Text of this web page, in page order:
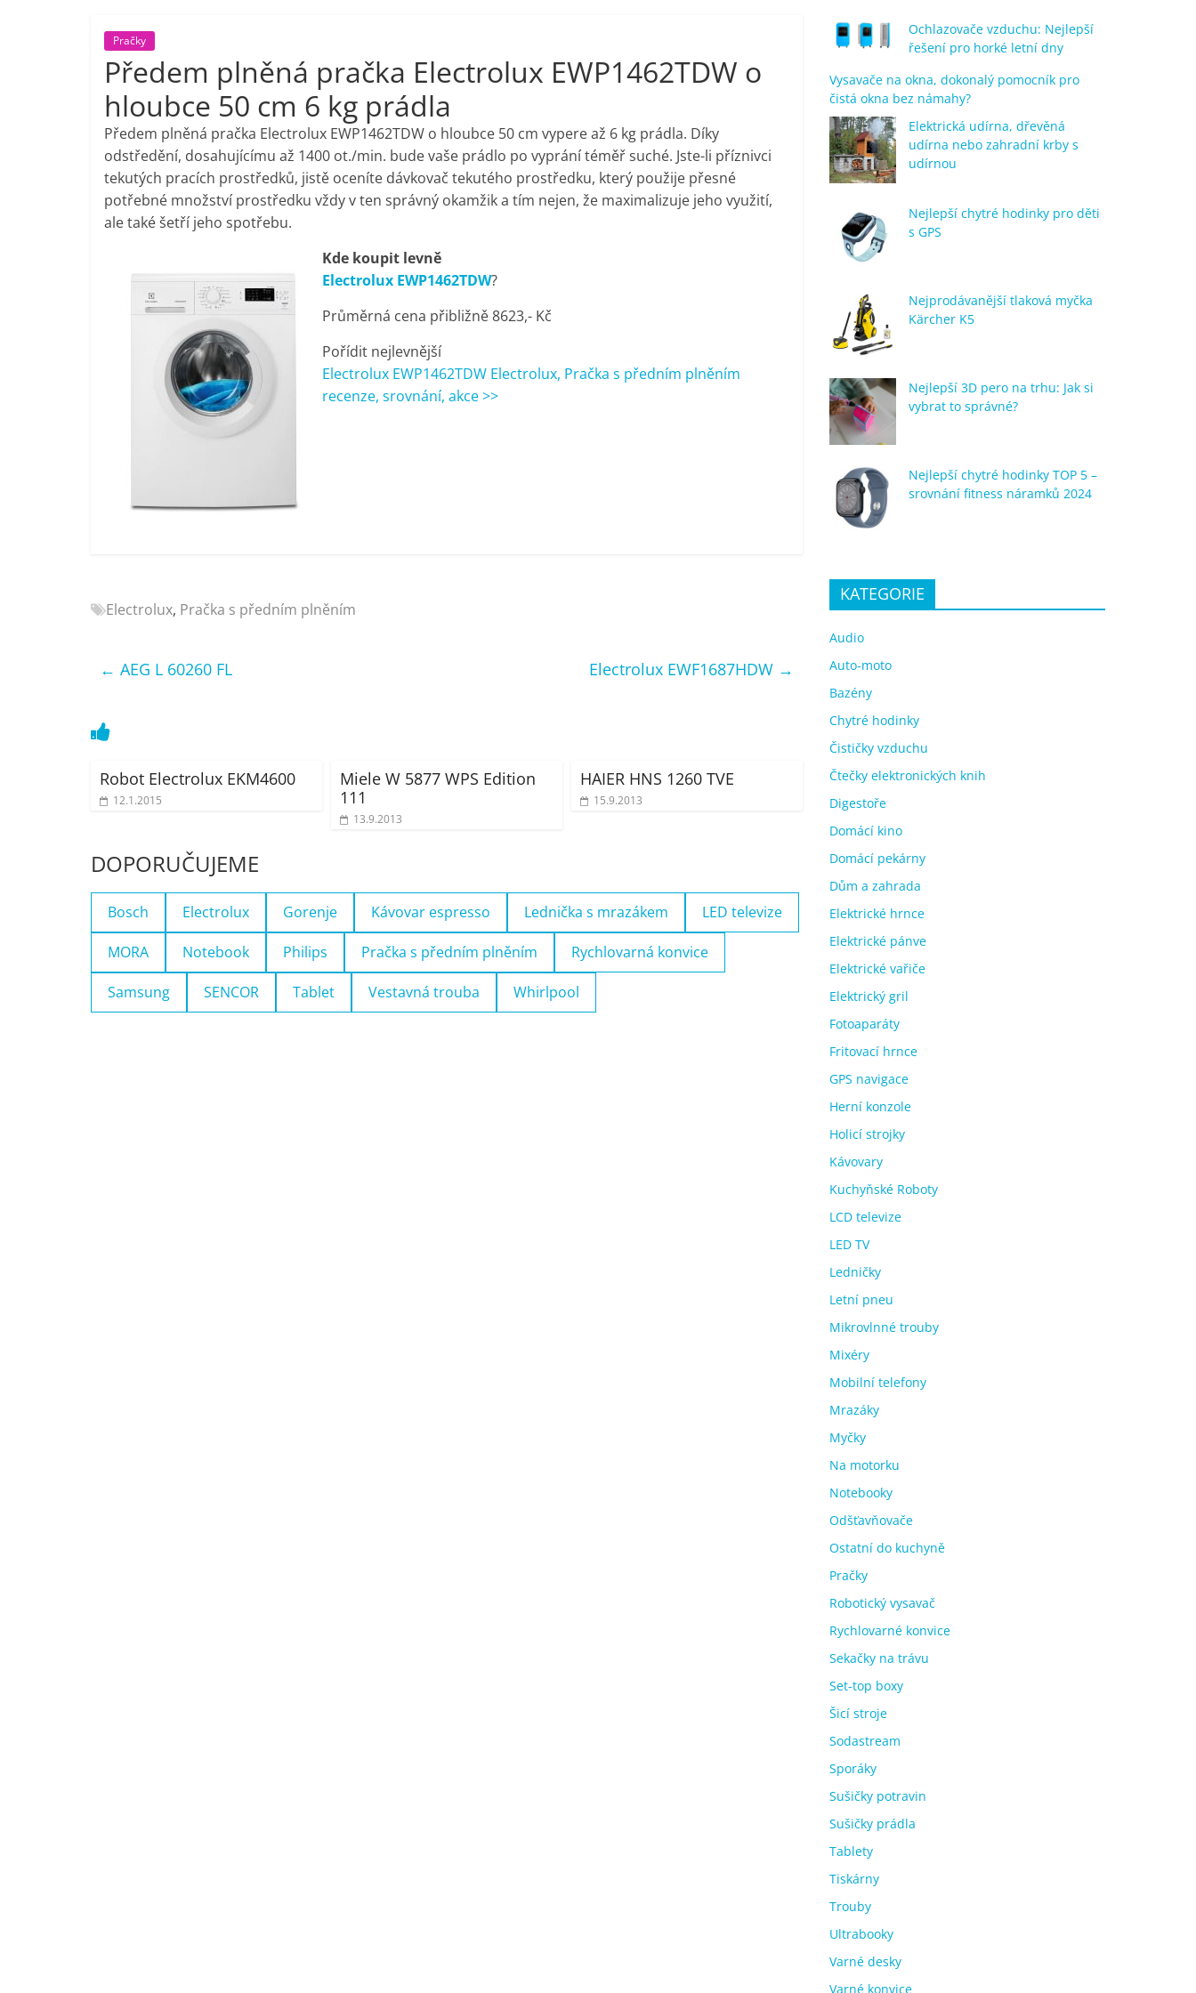
porovnání,
pračky,
televize,
notebooky,
mobilní
telefony,
kávovary,
bazény
mobilní
bazény
Pračky
Předem plněná pračka Electrolux EWP1462TDW o
hloubce 50 cm 6 kg prádla
Předem plněná pračka Electrolux EWP1462TDW o hloubce 50 cm vypere až 6 kg prádla. Díky
odstředění, dosahujícímu až 1400 ot./min. bude vaše prádlo po vyprání téměř suché. Jste-li příznivci
tekutých pracích prostředků, jistě oceníte dávkovač tekutého prostředku, který použije přesné
potřebné množství prostředku vždy v ten správný okamžik a tím nejen, že maximalizuje jeho využití,
ale také šetří jeho spotřebu.
Kde koupit levně
Electrolux EWP1462TDW?
Průměrná cena přibližně 8623,- Kč
Pořídit nejlevnější
Electrolux EWP1462TDW Electrolux, Pračka s předním plněním
recenze, srovnání, akce >>
Electrolux, Pračka s předním plněním
← AEG L 60260 FL Electrolux EWF1687HDW →
Robot Electrolux EKM4600
12.1.2015
Miele W 5877 WPS Edition
111
13.9.2013
HAIER HNS 1260 TVE
15.9.2013
DOPORUČUJEME
Bosch Electrolux Gorenje Kávovar espresso Lednička s mrazákem LED televize
MORA Notebook Philips Pračka s předním plněním Rychlovarná konvice
Samsung SENCOR Tablet Vestavná trouba Whirlpool
Ochlazovače vzduchu: Nejlepší
řešení pro horké letní dny
Vysavače na okna, dokonalý pomocník pro
čistá okna bez námahy?
Elektrická udírna, dřevěná
udírna nebo zahradní krby s
udírnou
Nejlepší chytré hodinky pro děti
s GPS
Nejprodávanější tlaková myčka
Kärcher K5
Nejlepší 3D pero na trhu: Jak si
vybrat to správné?
Nejlepší chytré hodinky TOP 5 –
srovnání fitness náramků 2024
KATEGORIE
Audio
Auto-moto
Bazény
Chytré hodinky
Čističky vzduchu
Čtečky elektronických knih
Digestoře
Domácí kino
Domácí pekárny
Dům a zahrada
Elektrické hrnce
Elektrické pánve
Elektrické vařiče
Elektrický gril
Fotoaparáty
Fritovací hrnce
GPS navigace
Herní konzole
Holicí strojky
Kávovary
Kuchyňské Roboty
LCD televize
LED TV
Ledničky
Letní pneu
Mikrovlnné trouby
Mixéry
Mobilní telefony
Mrazáky
Myčky
Na motorku
Notebooky
Odšťavňovače
Ostatní do kuchyně
Pračky
Robotický vysavač
Rychlovarné konvice
Sekačky na trávu
Set-top boxy
Šicí stroje
Sodastream
Sporáky
Sušičky potravin
Sušičky prádla
Tablety
Tiskárny
Trouby
Ultrabooky
Varné desky
Varné konvice